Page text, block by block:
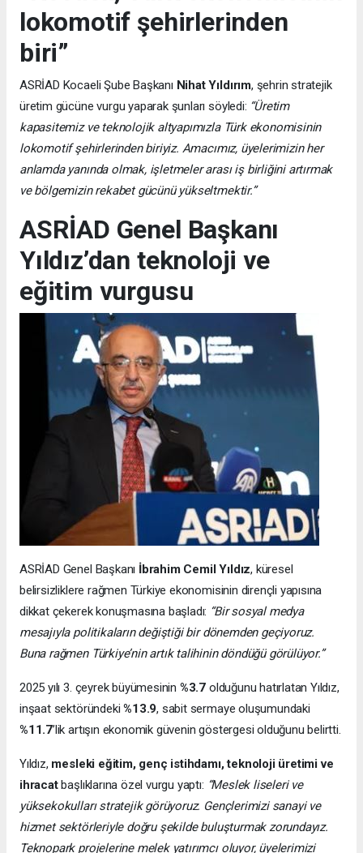
lokomotif şehirlerinden
biri”
ASRİAD Kocaeli Şube Başkanı Nihat Yıldırım, şehrin stratejik
üretim gücüne vurgu yaparak şunları söyledi: “Üretim
kapasitemiz ve teknolojik altyapımızla Türk ekonomisinin
lokomotif şehirlerinden biriyiz. Amacımız, üyelerimizin her
anlamda yanında olmak, işletmeler arası iş birliğini artırmak
ve bölgemizin rekabet gücünü yükseltmektir.”
ASRİAD Genel Başkanı
Yıldız’dan teknoloji ve
eğitim vurgusu
ASRİAD Genel Başkanı İbrahim Cemil Yıldız, küresel
belirsizliklere rağmen Türkiye ekonomisinin dirençli yapısına
dikkat çekerek konuşmasına başladı: “Bir sosyal medya
mesajıyla politikaların değiştiği bir dönemden geçiyoruz.
Buna rağmen Türkiye’nin artık talihinin döndüğü görülüyor.”
2025 yılı 3. çeyrek büyümesinin %3.7 olduğunu hatırlatan Yıldız,
inşaat sektöründeki%13.9, sabit sermaye oluşumundaki
%11.7’lik artışın ekonomik güvenin göstergesi olduğunu belirtti.
Yıldız, mesleki eğitim, genç istihdamı, teknoloji üretimi ve
ihracatbaşlıklarına özel vurgu yaptı: “Meslek liseleri ve
yüksekokulları stratejik görüyoruz. Gençlerimizi sanayi ve
hizmet sektörleriyle doğru şekilde buluşturmak zorundayız.
Teknopark projelerine melek yatırımcı oluyor, üyelerimizi